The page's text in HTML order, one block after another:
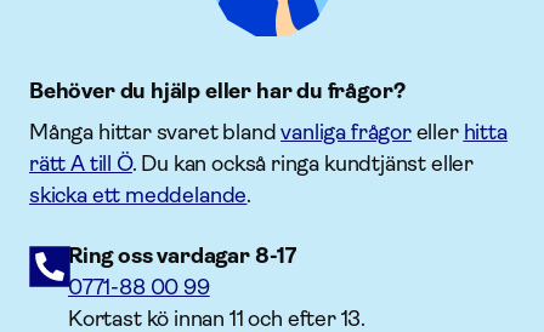
Behöver du hjälp eller har du frågor?
Många hittar svaret blandvanliga frågoreller hitta
rätt A till Ö. Du kan också ringa kundtjänst eller
skicka ett meddelande.
Ring oss vardagar 8-17
0771-88 00 99
Kortast kö innan 11 och efter 13.